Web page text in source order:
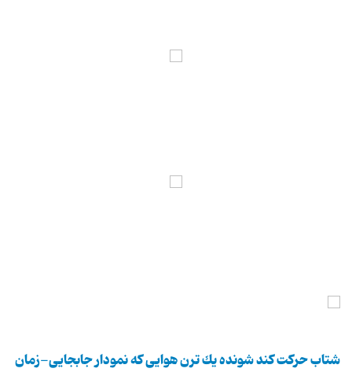
شتاب حركت كند شونده یك ترن هوایی كه نمودار جابجایی-زمان